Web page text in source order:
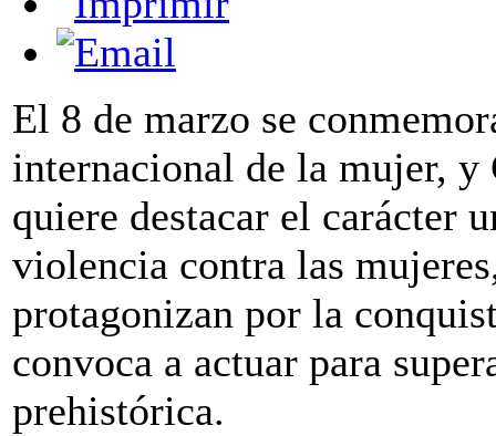
El 8 de marzo se
internacional de la mujer, y
quiere destacar el carácter
violencia contra las
protagonizan por la
convoca a actuar para
prehistórica.